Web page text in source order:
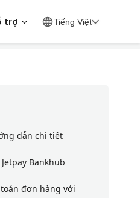
trợ Tiếng Việt
dẫn chi tiết
Bankhub
đơn hàng với